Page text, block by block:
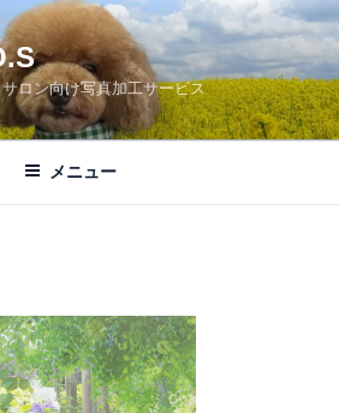
ロン向け写真加工サービス
メニュー